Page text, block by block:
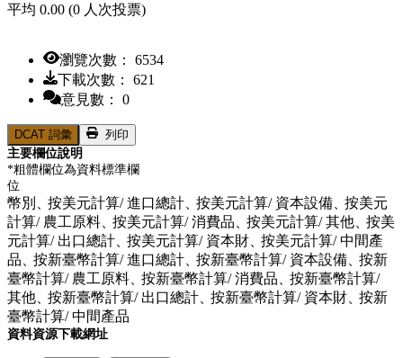
平均 0.00 (0 人次投票)
瀏覽次數： 6534
下載次數： 621
意見數： 0
DCAT 詞彙
列印
主要欄位說明
*粗體欄位為資料標準欄
位
幣別、按美元計算/ 進口總計、按美元計算/ 資本設備、按美元
計算/ 農工原料、按美元計算/ 消費品、按美元計算/ 其他、按美
元計算/ 出口總計、按美元計算/ 資本財、按美元計算/ 中間產
品、按新臺幣計算/ 進口總計、按新臺幣計算/ 資本設備、按新
臺幣計算/ 農工原料、按新臺幣計算/ 消費品、按新臺幣計算/
其他、按新臺幣計算/ 出口總計、按新臺幣計算/ 資本財、按新
臺幣計算/ 中間產品
資料資源下載網址